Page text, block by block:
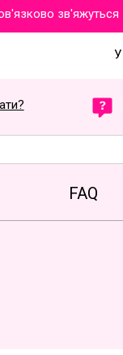
зв'яжуться з
У
FAQ